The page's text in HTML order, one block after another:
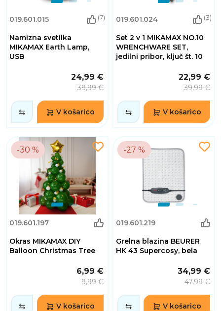
019.601.015 (7)
Namizna svetilka
MIKAMAX Earth Lamp,
USB
24,99 €
39,99 €
V košarico
019.601.024 (3)
Set 2 v 1 MIKAMAX NO.10
WRENCHWARE SET,
jedilni pribor, ključ št. 10
22,99 €
39,99 €
V košarico
-30 %
019.601.197
Okras MIKAMAX DIY
Balloon Christmas Tree
6,99 €
9,99 €
V košarico
-27 %
019.601.219
Grelna blazina BEURER
HK 43 Supercosy, bela
34,99 €
47,99 €
V košarico